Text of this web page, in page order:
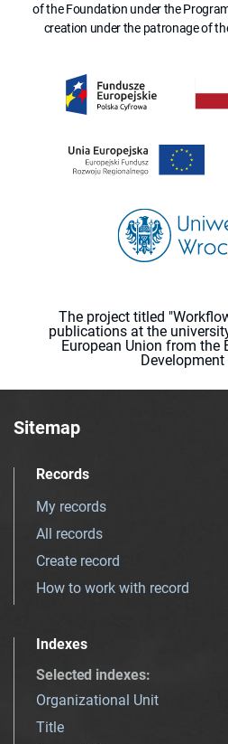
of the Foundation under the
creation under the patronage of
The project titled
publications at the
European Union from the
Development
Sitemap
Records
My records
All records
Create record
How to work with record
Indexes
Selected indexes:
Organizational Unit
Title